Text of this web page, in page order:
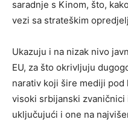
saradnje s Kinom, što,
vezi sa strateškim
Ukazuju i na nizak nivo
EU, za što okrivljuju
narativ koji šire mediji
visoki srbijanski
uključujući i one na